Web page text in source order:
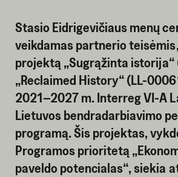
Stasio Eidrigevičiaus menų
veikdamas partnerio
projektą „Sugrąžinta istorija“
„Reclaimed History“ (LL-
2021–2027 m. Interreg VI-A
Lietuvos bendradarbiavimo
programą. Šis projektas,
Programos prioritetą
paveldo potencialas“, siekia